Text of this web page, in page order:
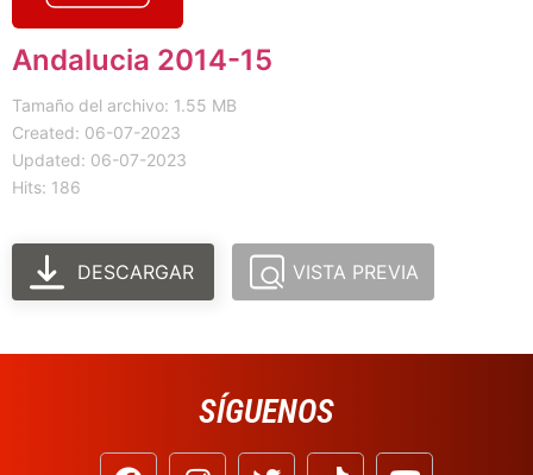
Andalucia 2014-15
Tamaño del archivo: 1.55 MB
Created: 06-07-2023
Updated: 06-07-2023
Hits: 186
DESCARGAR VISTA PREVIA
SÍGUENOS